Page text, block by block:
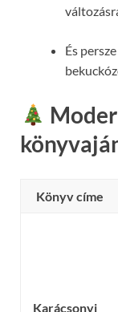
És
Könyv címe
Karácsonyi